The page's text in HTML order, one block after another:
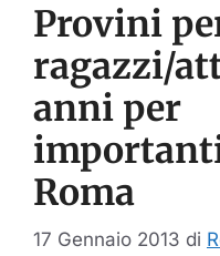
Provini
ragazzi/
anni per
Roma
17 Gennaio 2013 di